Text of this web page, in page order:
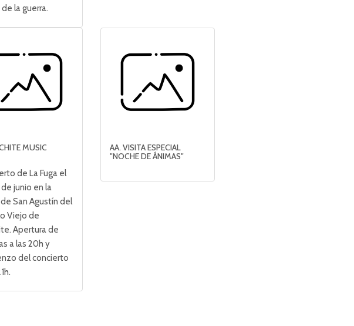
la guerra.
MUSIC
de La Fuga el
de junio en la
San Agustín del
Viejo de
Apertura de
a las 20h y
del concierto
AA. VISITA ESPECIAL
"NOCHE DE ÁNIMAS"